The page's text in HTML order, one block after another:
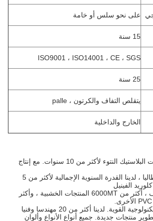
على نحو سلس أو خامة
15 سنة
ISO9001 ، ISO14001 ، CE ، SGS
25 سنة
يتقلص التفاف والكرتون ، palle
الخارج والداخلية
النتوء لأكثر من 10 سنوات.
مع إنتاج
خطوط من ألمانيا وإيطاليا ، لدينا القدرة السنوية الإجمالية لأكثر من 5
الفينيل
لوحات الحائط والسقف ، أكثر من 6000MT المنتجات الخشبية ، وأكثر
القوية.
لدينا أكثر من 20 مهندسا وفنيا
منتجات جديدة.
جميع أنواع الأنواع وألوان